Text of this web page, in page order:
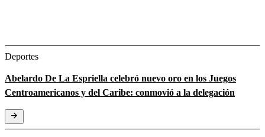
Deportes
Abelardo De La Espriella celebró nuevo oro en los Juegos
Centroamericanos y del Caribe: conmovió a la delegación